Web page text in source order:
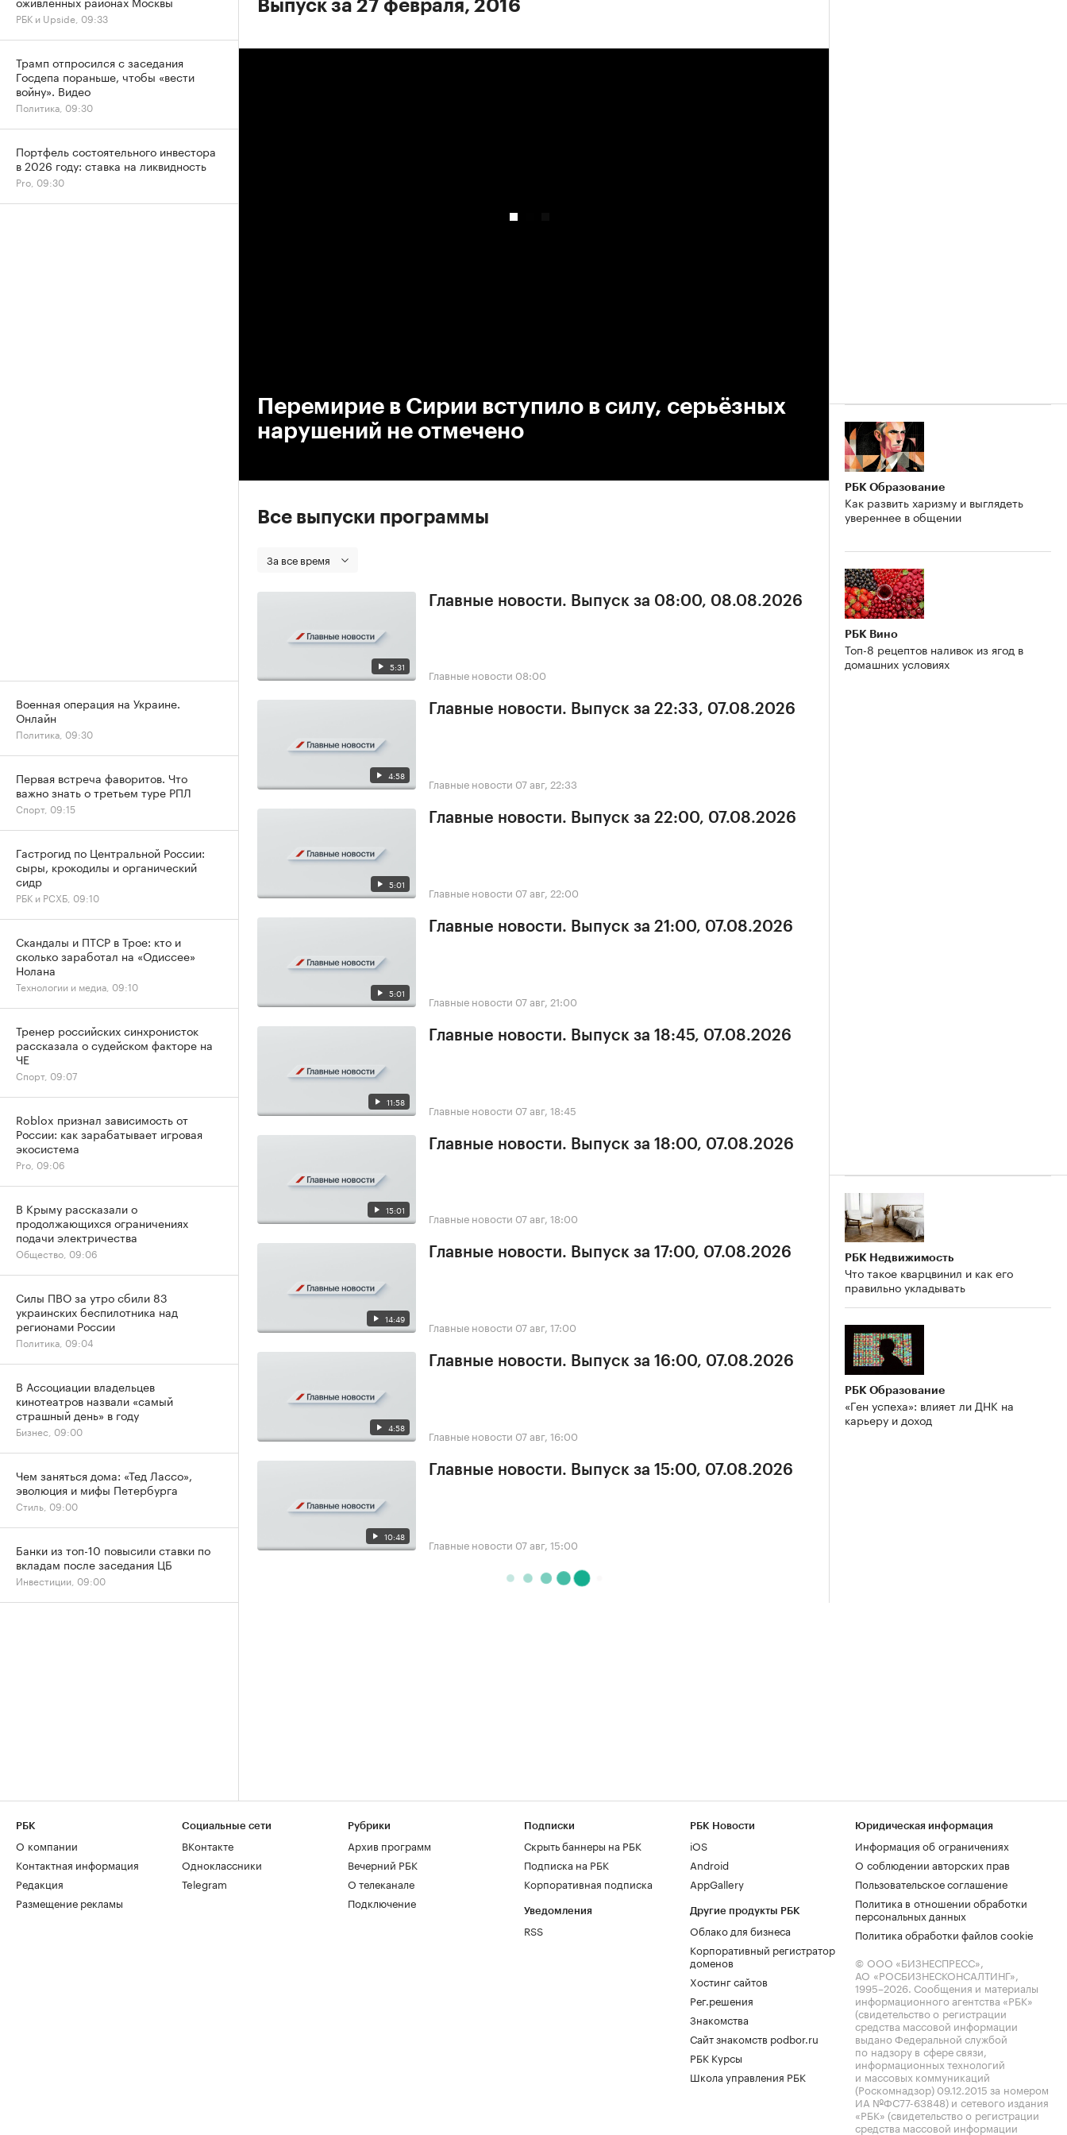
Выпуск за 27 февраля, 2016
Перемирие в Сирии вступило в силу, серьёзных
нарушений не отмечено
Все выпуски программы
За все время
5:31
Главные новости. Выпуск за 08:00, 08.08.2026
Главные новости 08:00
4:58
Главные новости. Выпуск за 22:33, 07.08.2026
Главные новости 07 авг, 22:33
5:01
Главные новости. Выпуск за 22:00, 07.08.2026
Главные новости 07 авг, 22:00
5:01
Главные новости. Выпуск за 21:00, 07.08.2026
Главные новости 07 авг, 21:00
11:58
Главные новости. Выпуск за 18:45, 07.08.2026
Главные новости 07 авг, 18:45
15:01
Главные новости. Выпуск за 18:00, 07.08.2026
Главные новости 07 авг, 18:00
14:49
Главные новости. Выпуск за 17:00, 07.08.2026
Главные новости 07 авг, 17:00
4:58
Главные новости. Выпуск за 16:00, 07.08.2026
Главные новости 07 авг, 16:00
10:48
Главные новости. Выпуск за 15:00, 07.08.2026
Главные новости 07 авг, 15:00
РБК Образование
Как развить харизму и выглядеть
увереннее в общении
РБК Вино
Топ-8 рецептов наливок из ягод в
домашних условиях
РБК Недвижимость
Что такое кварцвинил и как его
правильно укладывать
РБК Образование
«Ген успеха»: влияет ли ДНК на
карьеру и доход
РБК и Upside, 09:33
Трамп отпросился с заседания
Госдепа пораньше, чтобы «вести
войну». Видео
Политика, 09:30
Портфель состоятельного инвестора
в 2026 году: ставка на ликвидность
Pro, 09:30
Военная операция на Украине.
Онлайн
Политика, 09:30
Первая встреча фаворитов. Что
важно знать о третьем туре РПЛ
Спорт, 09:15
Гастрогид по Центральной России:
сыры, крокодилы и органический
сидр
РБК и РСХБ, 09:10
Скандалы и ПТСР в Трое: кто и
сколько заработал на «Одиссее»
Нолана
Технологии и медиа, 09:10
Тренер российских синхронисток
рассказала о судейском факторе на
ЧЕ
Спорт, 09:07
Roblox признал зависимость от
России: как зарабатывает игровая
экосистема
Pro, 09:06
В Крыму рассказали о
продолжающихся ограничениях
подачи электричества
Общество, 09:06
Силы ПВО за утро сбили 83
украинских беспилотника над
регионами России
Политика, 09:04
В Ассоциации владельцев
кинотеатров назвали «самый
страшный день» в году
Бизнес, 09:00
Чем заняться дома: «Тед Лассо»,
эволюция и мифы Петербурга
Стиль, 09:00
Банки из топ-10 повысили ставки по
вкладам после заседания ЦБ
Инвестиции, 09:00
РБК
О компании
Контактная информация
Редакция
Размещение рекламы
Социальные сети
ВКонтакте
Одноклассники
Telegram
Рубрики
Архив программ
Вечерний РБК
О телеканале
Подключение
Подписки
Скрыть баннеры на РБК
Подписка на РБК
Корпоративная подписка
Уведомления
RSS
РБК Новости
iOS
Android
AppGallery
Другие продукты РБК
Облако для бизнеса
Корпоративный регистратор
доменов
Хостинг сайтов
Рег.решения
Знакомства
Сайт знакомств podbor.ru
РБК Курсы
Школа управления РБК
Юридическая информация
Информация об ограничениях
О соблюдении авторских прав
Пользовательское соглашение
Политика в отношении обработки
персональных данных
Политика обработки файлов cookie
© ООО «БИЗНЕСПРЕСС»,
АО «РОСБИЗНЕСКОНСАЛТИНГ»,
1995–2026. Сообщения и материалы
информационного агентства «РБК»
(свидетельство о регистрации
средства массовой информации
выдано Федеральной службой
по надзору в сфере связи,
информационных технологий
и массовых коммуникаций
(Роскомнадзор) 09.12.2015 за номером
ИА №ФС77-63848) и сетевого издания
«РБК» (свидетельство о регистрации
средства массовой информации